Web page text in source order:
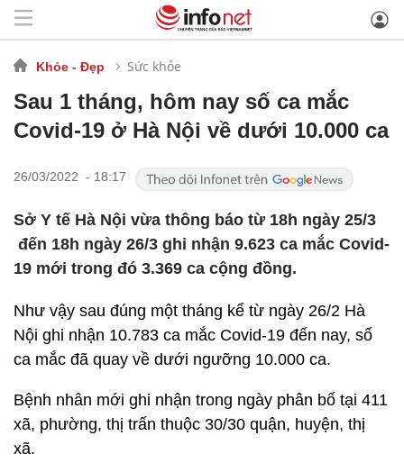
Khỏe - Đẹp Sức khỏe
Sau 1 tháng, hôm nay số ca mắc
Covid-19 ở Hà Nội về dưới 10.000 ca
26/03/2022 - 18:17
Sở Y tế Hà Nội vừa thông báo từ 18h ngày 25/3
đến 18h ngày 26/3 ghi nhận 9.623 ca mắc Covid-
19 mới trong đó 3.369 ca cộng đồng.
Như vậy sau đúng một tháng kể từ ngày 26/2 Hà
Nội ghi nhận 10.783 ca mắc Covid-19 đến nay, số
ca mắc đã quay về dưới ngưỡng 10.000 ca.
Bệnh nhân mới ghi nhận trong ngày phân bố tại 411
xã, phường, thị trấn thuộc 30/30 quận, huyện, thị
xã.